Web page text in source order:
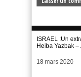
ISRAEL :Un
Heiba Yazbak
Date
18 mars 2020